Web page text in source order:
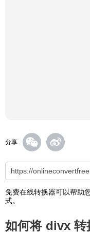
分享
免费在线转换器可以帮助
式。
如何将 divx 转